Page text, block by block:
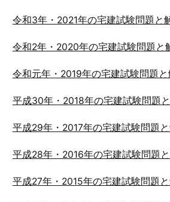
令和3年・2021年の宅建試験問題と
令和2年・2020年の宅建試験問題と
令和元年・2019年の宅建試験問題
平成30年・2018年の宅建試験問題
平成29年・2017年の宅建試験問題
平成28年・2016年の宅建試験問題
平成27年・2015年の宅建試験問題